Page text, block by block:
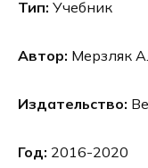
Тип: Учебник
Автор: Мерзляк
Издательство:
Год: 2016-2020